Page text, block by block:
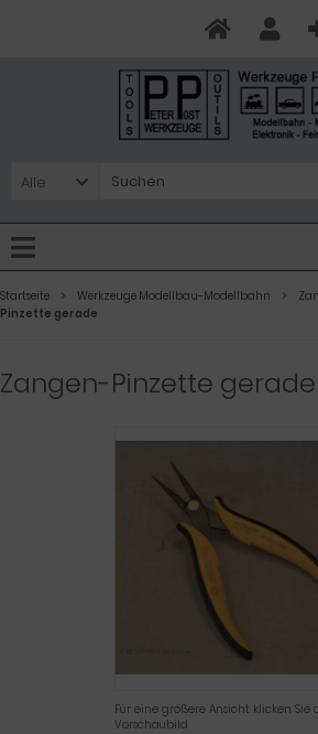
Alle
Startseite Werkzeuge Modellbau-Modellbahn
Pinzette gerade
Zangen-Pinzette gerade
Für eine größere Ansicht klicken Sie
Vorschaubild